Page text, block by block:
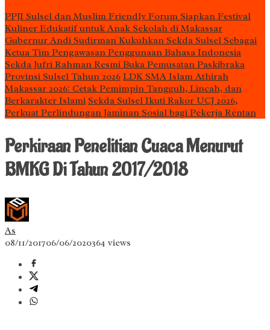
PPJI Sulsel dan Muslim Friendly Forum Siapkan Festival
Kuliner Edukatif untuk Anak Sekolah di Makassar
Gubernur Andi Sudirman Kukuhkan Sekda Sulsel Sebagai
Ketua Tim Pengawasan Penggunaan Bahasa Indonesia
Sekda Jufri Rahman Resmi Buka Pemusatan Paskibraka
Provinsi Sulsel Tahun 2026 LDK SMA Islam Athirah
Makassar 2026: Cetak Pemimpin Tangguh, Lincah, dan
Berkarakter Islami Sekda Sulsel Ikuti Rakor UCJ 2026,
Perkuat Perlindungan Jaminan Sosial bagi Pekerja Rentan
Perkiraan Penelitian Cuaca Menurut
BMKG Di Tahun 2017/2018
As
08/11/201706/06/2020364 views